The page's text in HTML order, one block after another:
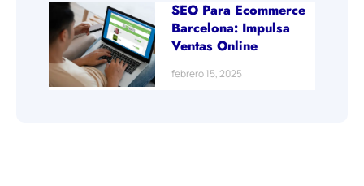
SEO Para Ecommerce
Barcelona: Impulsa
Ventas Online
febrero 15, 2025